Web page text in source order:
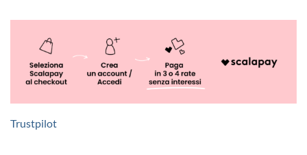
Trustpilot